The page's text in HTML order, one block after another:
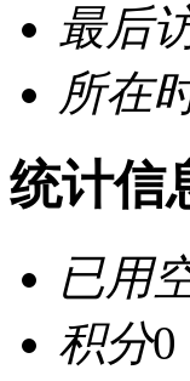
最后
所在
统计信
已用
积分0